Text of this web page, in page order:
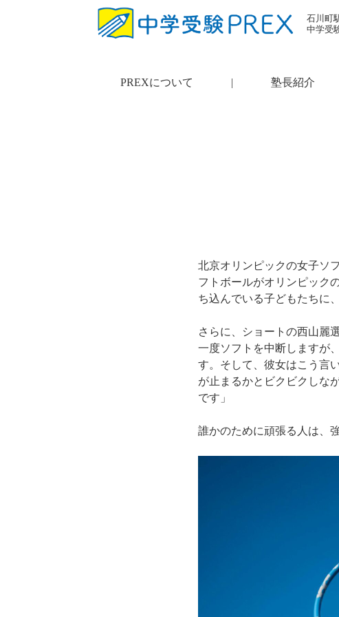
石川町
中学受
PREXについて | 塾長紹介
北京オリンピックの女子ソ
フトボールがオリンピック
ち込んでいる子どもたちに
さらに、ショートの西山麗
一度ソフトを中断しますが
す。そして、彼女はこう言
が止まるかとビクビクしな
です」
誰かのために頑張る人は、強